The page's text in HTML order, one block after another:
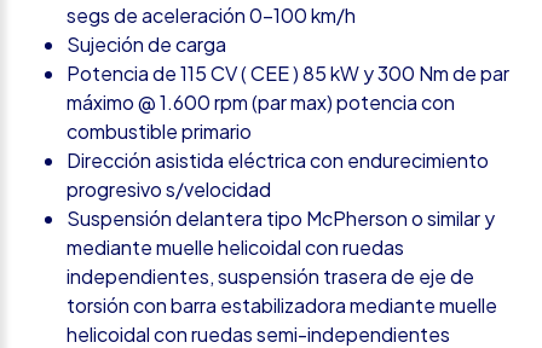
segs de aceleración 0-100 km/h
Sujeción de carga
Potencia de 115 CV ( CEE ) 85 kW y 300 Nm de par
máximo @ 1.600 rpm (par max) potencia con
combustible primario
Dirección asistida eléctrica con endurecimiento
progresivo s/velocidad
Suspensión delantera tipo McPherson o similar y
mediante muelle helicoidal con ruedas
independientes, suspensión trasera de eje de
torsión con barra estabilizadora mediante muelle
helicoidal con ruedas semi-independientes